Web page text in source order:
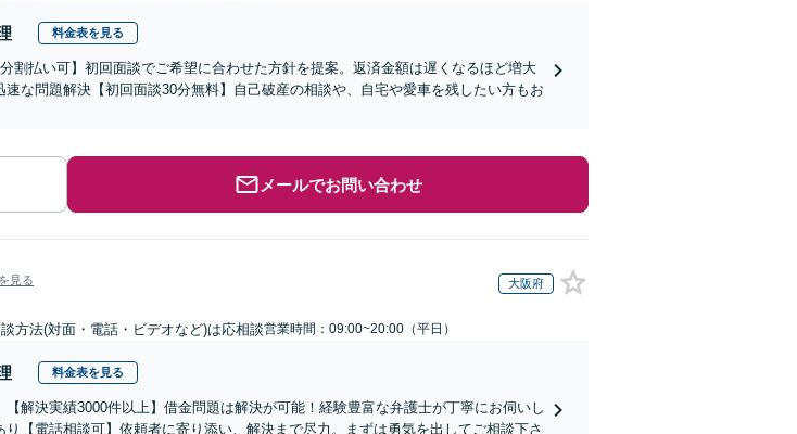
料金表を見る
割払い可】初回面談でご希望に合わせた方針を提案。返済金額は遅くなるほど増大
な問題解決【初回面談30分無料】自己破産の相談や、自宅や愛車を残したい方もお
メールでお問い合わせ
見る 大阪府
方法(対面・電話・ビデオなど)は応相談営業時間：09:00~20:00（平日）
料金表を見る
【解決実績3000件以上】借金問題は解決が可能！経験豊富な弁護士が丁寧にお伺いし
【電話相談可】依頼者に寄り添い、解決まで尽力。まずは勇気を出してご相談下さ